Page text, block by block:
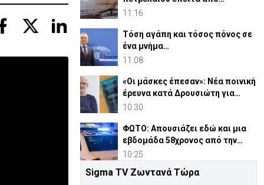
ουκρανική επίθεση
11:16
Τόση αγάπη και τόσος πόνος σε
ένα μνήμα…
11:08
«Οι μάσκες έπεσαν»: Νέα ποινική
έρευνα κατά Δρουσιώτη για
«Κράτος Μαφία»
10:30
ΦΩΤΟ: Απουσιάζει εδώ και μια
εβδομάδα 58χρονος από την
οικία του στη Λευκωσία
10:25
Απόπειρα φόνου σε μοναστήρι:
Sigma TV Ζωντανά Τώρα